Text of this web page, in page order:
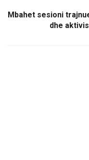
Mbahet sesioni
dhe